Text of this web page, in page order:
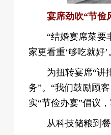
宴席劲吹“节俭
“结婚宴席菜要丰
家更看重‘够吃就好
为扭转宴席“讲排
务”。“我们鼓励顾
实“节俭办宴”倡议
从科技储粮到餐桌